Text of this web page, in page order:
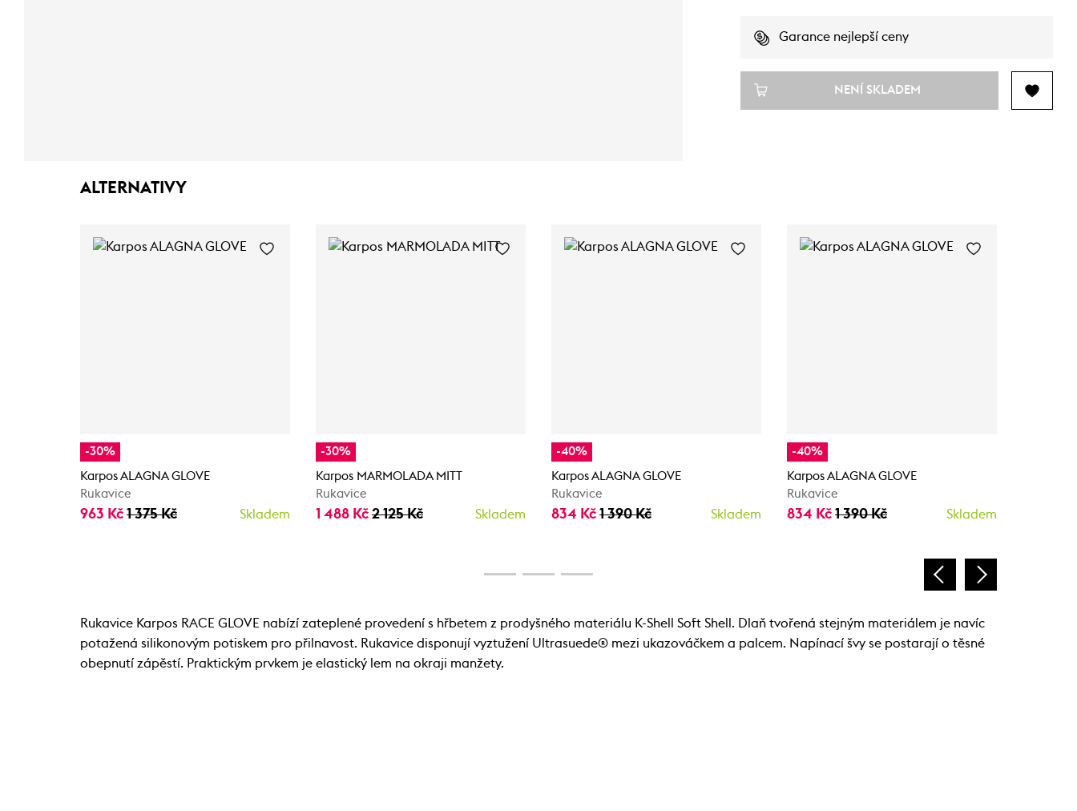
Garance nejlepší ceny
NENÍ SKLADEM
ALTERNATIVY
-30%
Karpos ALAGNA GLOVE
Rukavice
963 Kč 1 375 Kč Skladem
-30%
Karpos MARMOLADA MITT
Rukavice
1 488 Kč 2 125 Kč Skladem
-40%
Karpos ALAGNA GLOVE
Rukavice
834 Kč 1 390 Kč Skladem
-40%
Karpos ALAGNA GLOVE
Rukavice
834 Kč 1 390 Kč Skladem
Rukavice Karpos RACE GLOVE nabízí zateplené provedení s hřbetem z prodyšného materiálu K-Shell Soft Shell. Dlaň tvořená stejným materiálem je navíc
potažená silikonovým potiskem pro přilnavost. Rukavice disponují vyztužení Ultrasuede® mezi ukazováčkem a palcem. Napínací švy se postarají o těsné
obepnutí zápěstí. Praktickým prvkem je elastický lem na okraji manžety.